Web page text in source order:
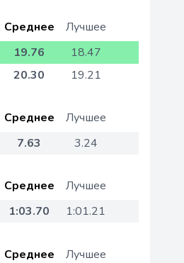
Среднее
Лучшее
19.76
18.47
20.30 19.21
Среднее
Лучшее
7.63 3.24
Среднее
Лучшее
1:03.70 1:01.21
Среднее
Лучшее